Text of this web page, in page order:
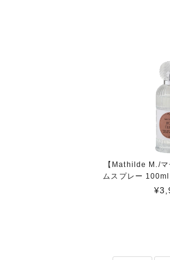
【Mathilde M./
ムスプレー